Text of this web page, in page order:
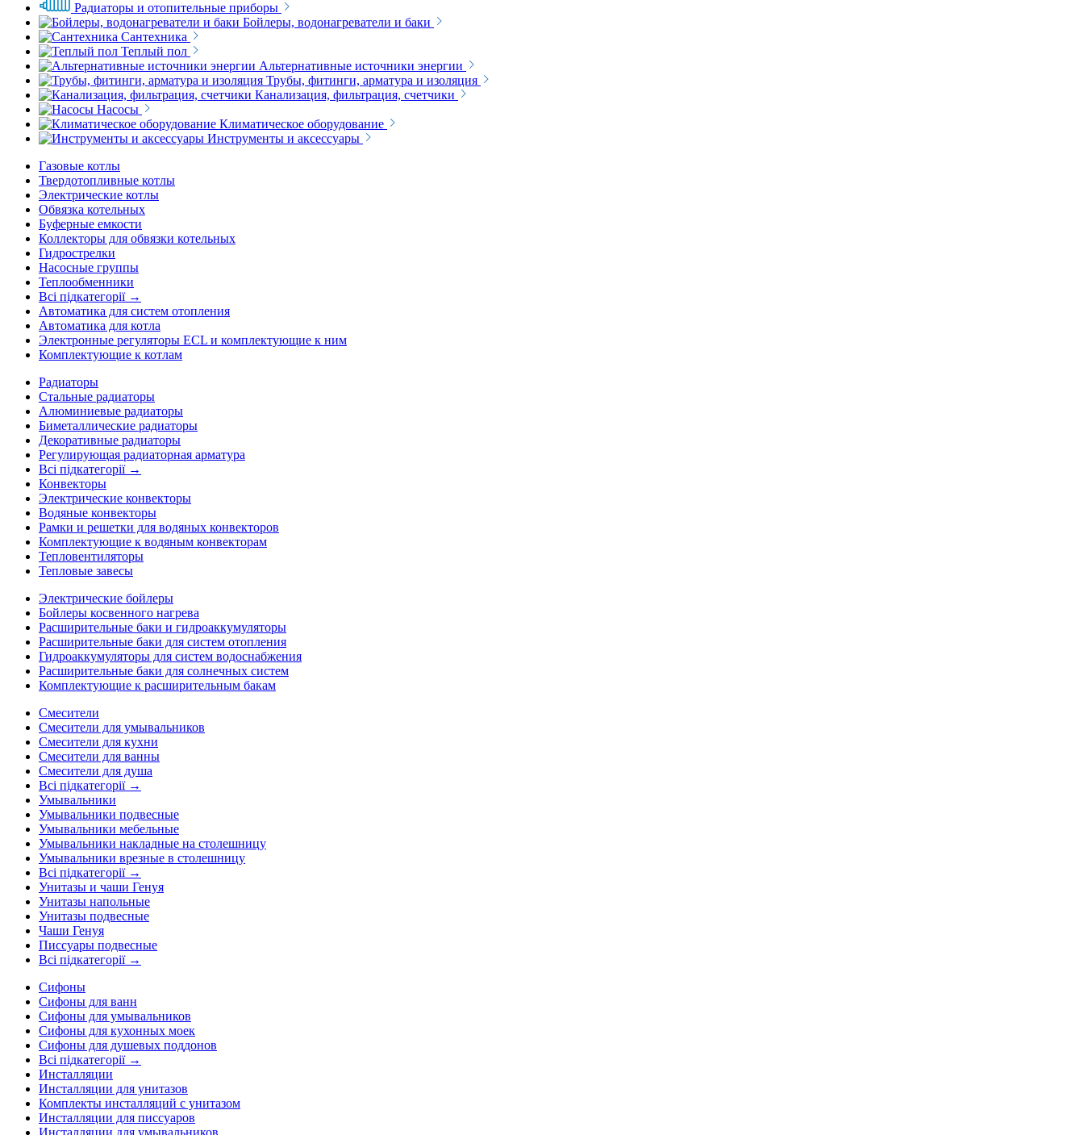
Радиаторы и отопительные приборы
Бойлеры, водонагреватели и баки
Сантехника
Теплый пол
Альтернативные источники энергии
Трубы, фитинги, арматура и изоляция
Канализация, фильтрация, счетчики
Насосы
Климатическое оборудование
Инструменты и аксессуары
Газовые котлы
Твердотопливные котлы
Электрические котлы
Обвязка котельных
Буферные емкости
Коллекторы для обвязки котельных
Гидрострелки
Насосные группы
Теплообменники
Всі підкатегорії →
Автоматика для систем отопления
Автоматика для котла
Электронные регуляторы ECL и комплектующие к ним
Комплектующие к котлам
Радиаторы
Стальные радиаторы
Алюминиевые радиаторы
Биметаллические радиаторы
Декоративные радиаторы
Регулирующая радиаторная арматура
Всі підкатегорії →
Конвекторы
Электрические конвекторы
Водяные конвекторы
Рамки и решетки для водяных конвекторов
Комплектующие к водяным конвекторам
Тепловентиляторы
Тепловые завесы
Электрические бойлеры
Бойлеры косвенного нагрева
Расширительные баки и гидроаккумуляторы
Расширительные баки для систем отопления
Гидроаккумуляторы для систем водоснабжения
Расширительные баки для солнечных систем
Комплектующие к расширительным бакам
Смесители
Смесители для умывальников
Смесители для кухни
Смесители для ванны
Смесители для душа
Всі підкатегорії →
Умывальники
Умывальники подвесные
Умывальники мебельные
Умывальники накладные на столешницу
Умывальники врезные в столешницу
Всі підкатегорії →
Унитазы и чаши Генуя
Унитазы напольные
Унитазы подвесные
Чаши Генуя
Писсуары подвесные
Всі підкатегорії →
Сифоны
Сифоны для ванн
Сифоны для умывальников
Сифоны для кухонных моек
Сифоны для душевых поддонов
Всі підкатегорії →
Инсталляции
Инсталляции для унитазов
Комплекты инсталляций с унитазом
Инсталляции для писсуаров
Инсталляции для умывальников